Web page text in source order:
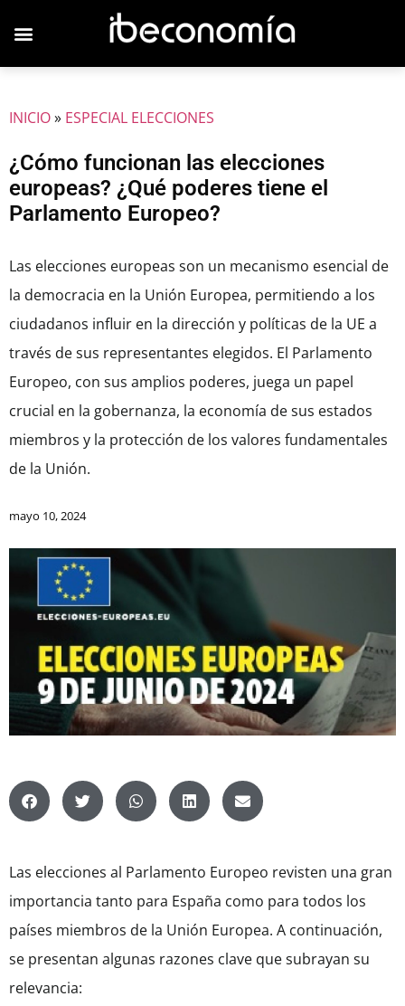
INICIO» ESPECIAL ELECCIONES
¿Cómo funcionan las elecciones
europeas? ¿Qué poderes tiene el
Parlamento Europeo?
Las elecciones europeas son un mecanismo esencial de
la democracia en la Unión Europea, permitiendo a los
ciudadanos influir en la dirección y políticas de la UE a
través de sus representantes elegidos. El Parlamento
Europeo, con sus amplios poderes, juega un papel
crucial en la gobernanza, la economía de sus estados
miembros y la protección de los valores fundamentales
de la Unión.
mayo 10, 2024
Las elecciones al Parlamento Europeo revisten una gran
importancia tanto para España como para todos los
países miembros de la Unión Europea. A continuación,
se presentan algunas razones clave que subrayan su
relevancia: